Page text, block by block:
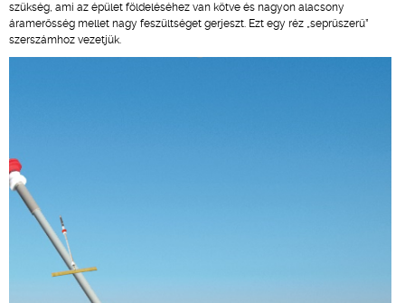
szükség, ami az épület földeléséhez van kötve és nagyon alacsony
áramerősség mellet nagy feszültséget gerjeszt. Ezt egy réz „seprűszerű”
szerszámhoz vezetjük.